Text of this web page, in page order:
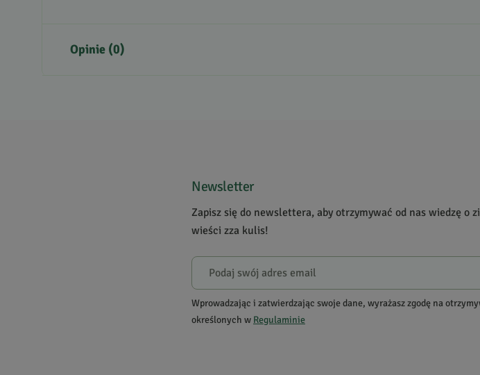
Opinie (0)
W naszej witrynie opinie mogą dodawać tylko osoby, które zakupiły produkt.
Newsletter
Zapisz się do newslettera, aby otrzymywać od nas wiedzę
wieści zza kulis!
Wprowadzając i zatwierdzając swoje dane, wyrażasz zgodę na
określonych w Regulaminie